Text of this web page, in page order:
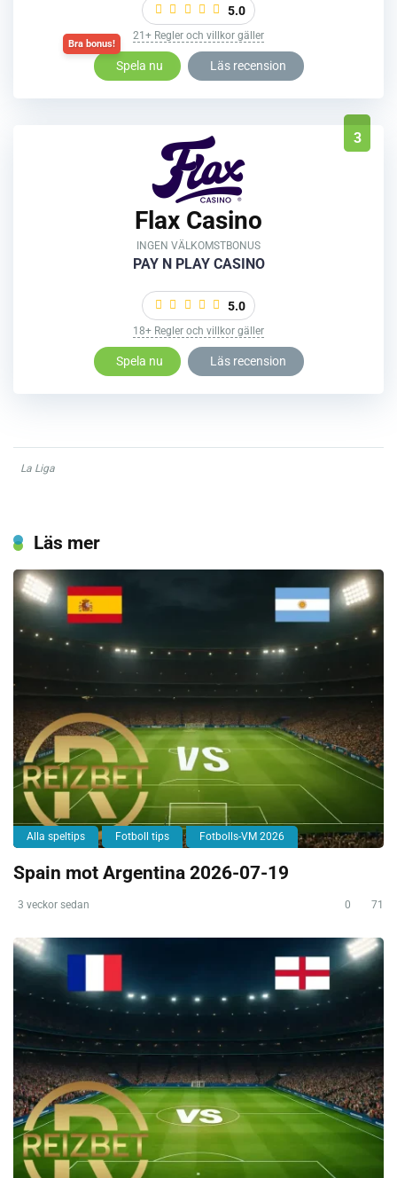
5.0
21+ Regler och villkor gäller
Spela nu Läs recension
3
Flax Casino
INGEN VÄLKOMSTBONUS
PAY N PLAY CASINO
5.0
18+ Regler och villkor gäller
Spela nu Läs recension
La Liga
Läs mer
Alla speltips Fotboll tips Fotbolls-VM 2026
Spain mot Argentina 2026-07-19
3 veckor sedan 0 71